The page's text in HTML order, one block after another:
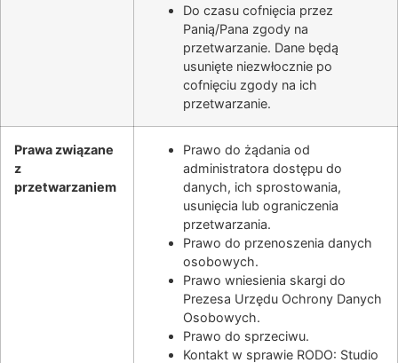
Do czasu cofnięcia przez
Panią/Pana zgody na
przetwarzanie. Dane będą
usunięte niezwłocznie po
cofnięciu zgody na ich
przetwarzanie.
Prawa związane
z
przetwarzaniem
Prawo do żądania od
administratora dostępu do
danych, ich sprostowania,
usunięcia lub ograniczenia
przetwarzania.
Prawo do przenoszenia danych
osobowych.
Prawo wniesienia skargi do
Prezesa Urzędu Ochrony Danych
Osobowych.
Prawo do sprzeciwu.
Kontakt w sprawie RODO: Studio